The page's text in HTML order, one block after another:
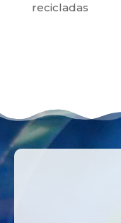
recicladas